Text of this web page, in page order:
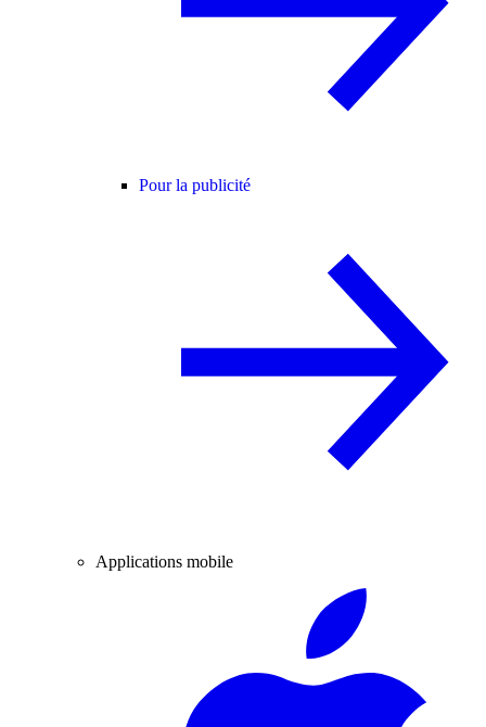
Pour la publicité
Applications mobile